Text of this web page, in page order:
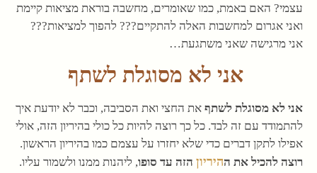
עצמי? האם באמת, כמו שאומרים, מחשבה בוראת מציאות קיימת
ואני אגרום למחשבות האלה להתקיים??? להפוך למציאות???
אני מרגישה שאני משתגעת…
אני לא מסוגלת לשתף
אני לא מסוגלת לשתף את החצי ואת הסביבה, וכבר לא יודעת איך
להתמודד עם זה לבד. כל כך רוצה להיות כל כולי בהיריון הזה, אולי
אפילו לתקן דברים כדי שלא יחזרו על עצמם כמו בהיריון הראשון.
רוצה להכיל את ההיריון הזה עד סופו, ליהנות ממנו ולשמור עליו.